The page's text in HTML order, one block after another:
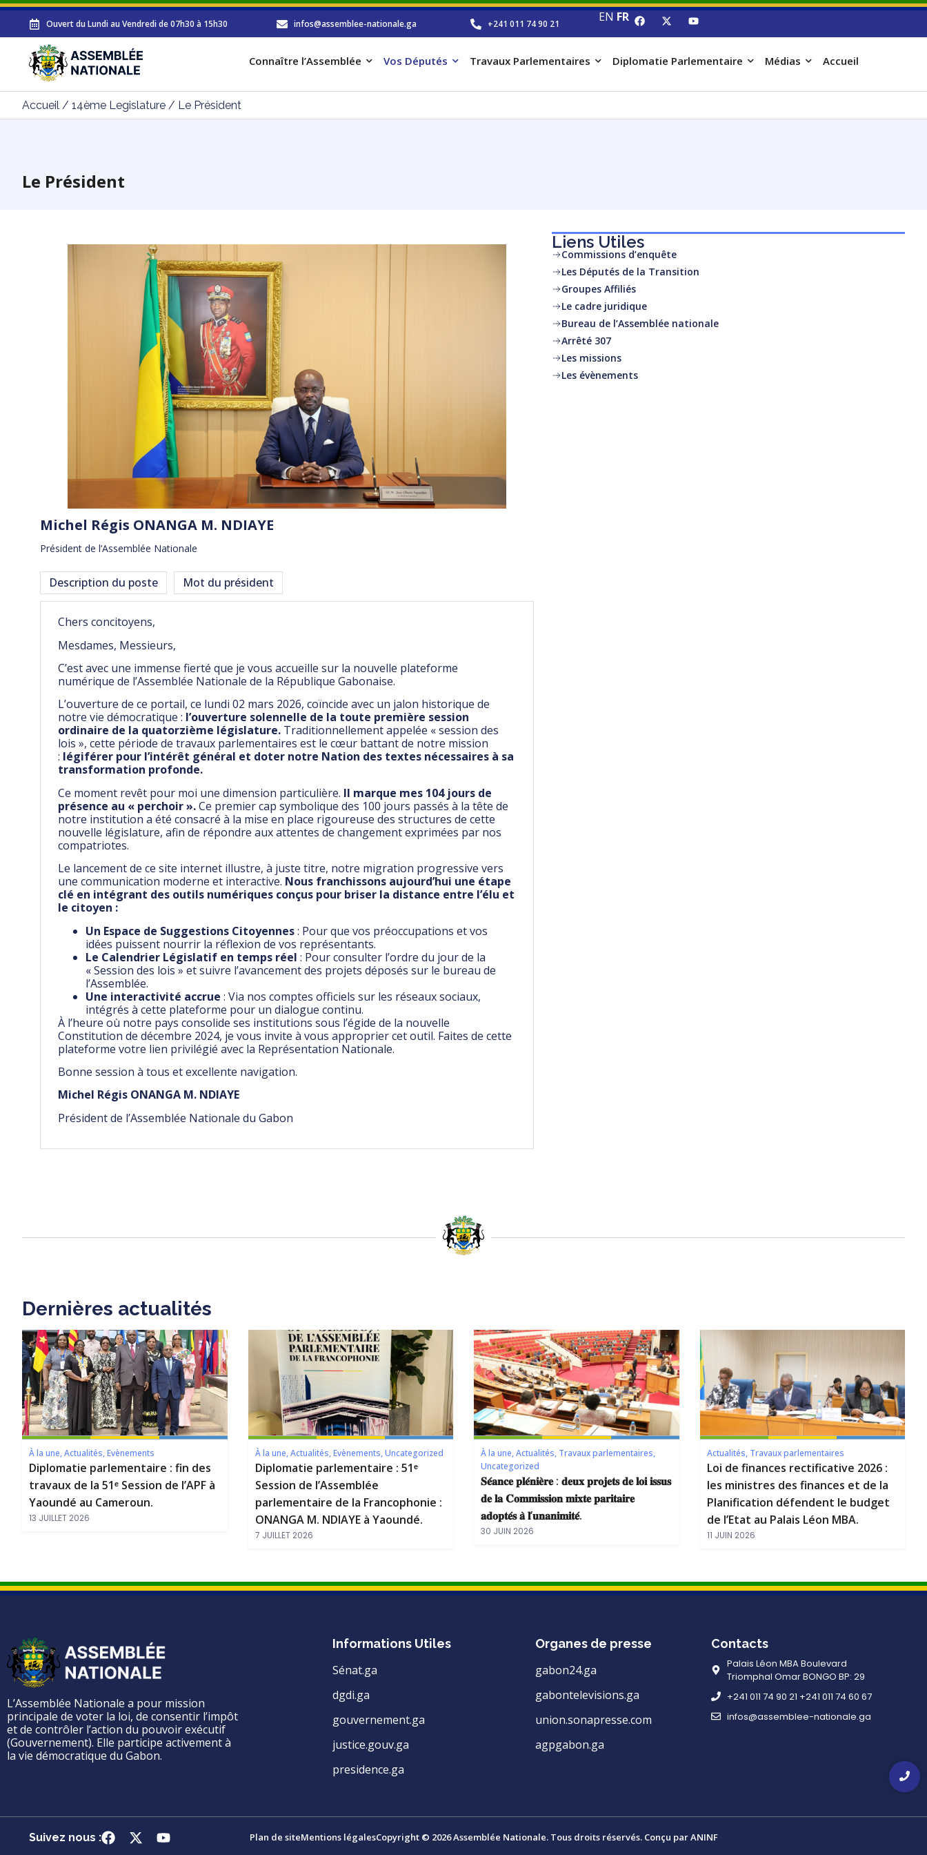
Ouvert du Lundi au Vendredi de 07h30 à 15h30 infos@assemblee-nationale.ga +241 011 74 90 21 EN FR
Connaître l’Assemblée Vos Députés Travaux Parlementaires Diplomatie Parlementaire Médias Accueil
Accueil / 14ème Legislature / Le Président
Le Président
Liens Utiles
Commissions d’enquête
Les Députés de la Transition
Groupes Affiliés
Le cadre juridique
Bureau de l’Assemblée nationale
Arrêté 307
Les missions
Les évènements
Michel Régis ONANGA M. NDIAYE
Président de l’Assemblée Nationale
Description du poste Mot du président
Chers concitoyens,
Mesdames, Messieurs,
C’est avec une immense fierté que je vous accueille sur la nouvelle plateforme
numérique de l’Assemblée Nationale de la République Gabonaise.
L’ouverture de ce portail, ce lundi 02 mars 2026, coïncide avec un jalon historique de
notre vie démocratique : l’ouverture solennelle de la toute première session
ordinaire de la quatorzième législature. Traditionnellement appelée « session des
lois », cette période de travaux parlementaires est le cœur battant de notre mission
: légiférer pour l’intérêt général et doter notre Nation des textes nécessaires à sa
transformation profonde.
Ce moment revêt pour moi une dimension particulière. Il marque mes 104 jours de
présence au « perchoir ».Ce premier cap symbolique des 100 jours passés à la tête de
notre institution a été consacré à la mise en place rigoureuse des structures de cette
nouvelle législature, afin de répondre aux attentes de changement exprimées par nos
compatriotes.
Le lancement de ce site internet illustre, à juste titre, notre migration progressive vers
une communication moderne et interactive. Nous franchissons aujourd’hui une étape
clé en intégrant des outils numériques conçus pour briser la distance entre l’élu et
le citoyen :
Un Espace de Suggestions Citoyennes: Pour que vos préoccupations et vos
idées puissent nourrir la réflexion de vos représentants.
Le Calendrier Législatif en temps réel : Pour consulter l’ordre du jour de la
« Session des lois » et suivre l’avancement des projets déposés sur le bureau de
l’Assemblée.
Une interactivité accrue : Via nos comptes officiels sur les réseaux sociaux,
intégrés à cette plateforme pour un dialogue continu.
À l’heure où notre pays consolide ses institutions sous l’égide de la nouvelle
Constitution de décembre 2024, je vous invite à vous approprier cet outil. Faites de cette
plateforme votre lien privilégié avec la Représentation Nationale.
Bonne session à tous et excellente navigation.
Michel Régis ONANGA M. NDIAYE
Président de l’Assemblée Nationale du Gabon
Dernières actualités
À la une,Actualités,Evènements
Diplomatie parlementaire : fin des
travaux de la 51ᵉ Session de l’APF à
Yaoundé au Cameroun.
13 JUILLET 2026
À la une,Actualités,Evènements,Uncategorized
Diplomatie parlementaire : 51ᵉ
Session de l’Assemblée
parlementaire de la Francophonie :
ONANGA M. NDIAYE à Yaoundé.
7 JUILLET 2026
À la une,Actualités, Travaux parlementaires,
Uncategorized
𝐒𝐞́𝐚𝐧𝐜𝐞 𝐩𝐥𝐞́𝐧𝐢𝐞̀𝐫𝐞 : 𝐝𝐞𝐮𝐱 𝐩𝐫𝐨𝐣𝐞𝐭𝐬 𝐝𝐞 𝐥𝐨𝐢 𝐢𝐬𝐬𝐮𝐬
𝐝𝐞 𝐥𝐚 𝐂𝐨𝐦𝐦𝐢𝐬𝐬𝐢𝐨𝐧 𝐦𝐢𝐱𝐭𝐞 𝐩𝐚𝐫𝐢𝐭𝐚𝐢𝐫𝐞
𝐚𝐝𝐨𝐩𝐭𝐞́𝐬 𝐚̀ 𝐥’𝐮𝐧𝐚𝐧𝐢𝐦𝐢𝐭𝐞́.
30 JUIN 2026
Actualités, Travaux parlementaires
Loi de finances rectificative 2026 :
les ministres des finances et de la
Planification défendent le budget
de l’Etat au Palais Léon MBA.
11 JUIN 2026
L’Assemblée Nationale a pour mission
principale de voter la loi, de consentir l’impôt
et de contrôler l’action du pouvoir exécutif
(Gouvernement). Elle participe activement à
la vie démocratique du Gabon.
Informations Utiles
Sénat.ga
dgdi.ga
gouvernement.ga
justice.gouv.ga
presidence.ga
Organes de presse
gabon24.ga
gabontelevisions.ga
union.sonapresse.com
agpgabon.ga
Contacts
Palais Léon MBA Boulevard
Triomphal Omar BONGO BP: 29
+241 011 74 90 21 +241 011 74 60 67
infos@assemblee-nationale.ga
Suivez nous : Plan de siteMentions légalesCopyright © 2026 Assemblée Nationale. Tous droits réservés. Conçu par ANINF